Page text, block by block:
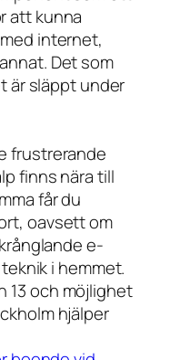
att kunna
internet,
Det som
är släppt under
frustrerande
finns nära till
får du
oavsett om
e-
i hemmet.
13 och möjlighet
hjälper